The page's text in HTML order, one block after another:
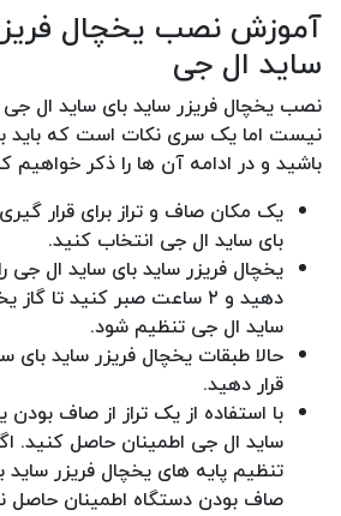
آموزش نصب یخچال
ساید ال جی
نصب یخچال فریزر ساید بای ساید ال
نیست اما یک سری نکات است که باید
باشید و در ادامه آن ها را ذکر خواهیم
یک مکان صاف و تراز برای قرار
بای ساید ال جی انتخاب کنید.
یخچال فریزر ساید بای ساید ال جی
دهید و ۲ ساعت صبر کنید تا
ساید ال جی تنظیم شود.
حالا طبقات یخچال فریزر ساید
قرار دهید.
با استفاده از یک تراز از صاف بودن
ساید ال جی اطمینان حاصل کنید.
تنظیم پایه های یخچال فریزر ساید
صاف بودن دستگاه اطمینان حاصل